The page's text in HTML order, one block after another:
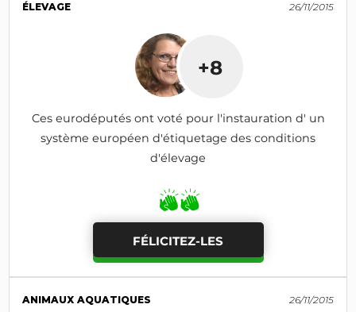
ÉLEVAGE 26/11/2015
+8
Ces eurodéputés ont voté pour l'instauration d' un
système européen d'étiquetage des conditions
d'élevage
FÉLICITEZ-LES
ANIMAUX AQUATIQUES 26/11/2015